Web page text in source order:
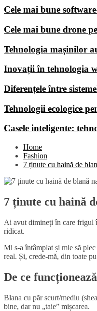
Cele mai bune
Cele mai bune drone
Tehnologia mașinilor
Inovații în tehnologia
Diferențele între
Tehnologii ecologice
Casele inteligente:
Home
Fashion
7 ținute cu haină de
7 ținute cu haină
Ai avut dimineți în care frigul
ridicat.
Mi s-a întâmplat și mie să
real. Și, crede-mă, din toate
De ce
Blana cu păr scurt/mediu
bine, dar nu „taie” mișcarea.